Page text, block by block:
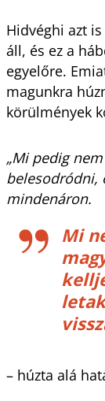
Hidvéghi azt
áll, és ez a
egyelőre.
magunkra
körülmények
„Mi pedig
belesodródni,
mindenáron.
Mi
– húzta alá